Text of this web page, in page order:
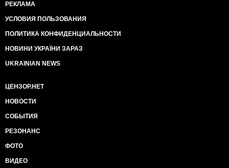
РЕКЛАМА
УСЛОВИЯ ПОЛЬЗОВАНИЯ
ПОЛИТИКА КОНФИДЕНЦИАЛЬНОСТИ
НОВИНИ УКРАЇНИ ЗАРАЗ
UKRAINIAN NEWS
ЦЕНЗОР.НЕТ
НОВОСТИ
СОБЫТИЯ
РЕЗОНАНС
ФОТО
ВИДЕО